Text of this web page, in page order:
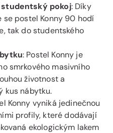
pokoj: Díky
se postel Konny 90 hodí
tak do studentského
: Postel Konny je
smrkového masivního
životnost a
kus nábytku.
Konny vyniká jedinečnou
profily, které dodávají
ekologickým lakem